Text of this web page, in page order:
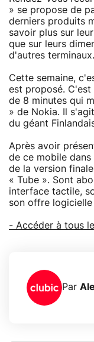
» se propose de
derniers produits
savoir plus sur
que sur leurs
d'autres terminaux.
Cette semaine,
est proposé.
de 8 minutes qui
» de Nokia. Il
du géant
Après avoir
de ce mobile dans
de la version
« Tube ». Sont
interface tactile,
son offre logicielle
- Accéder à tous
Par